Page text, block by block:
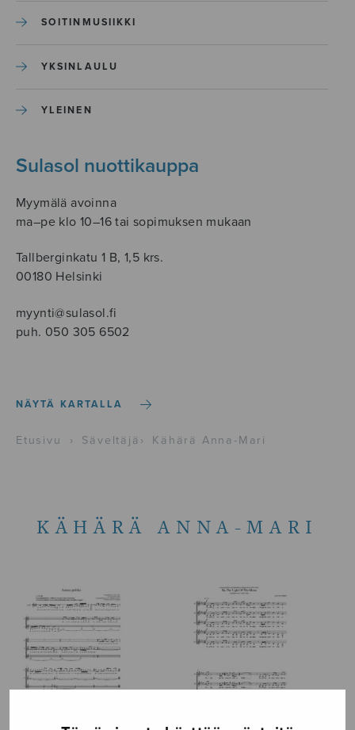
SOITINMUSIIKKI
YKSINLAULU
YLEINEN
Sulasol nuottikauppa
Myymälä avoinna
ma–pe klo 10–16 tai sopimuksen mukaan
Tallberginkatu 1 B, 1,5 krs.
00180 Helsinki
myynti@sulasol.fi
puh. 050 305 6502
NÄYTÄ KARTALLA
Etusivu › Säveltäjä › Kähärä Anna-Mari
KÄHÄRÄ ANNA-MARI